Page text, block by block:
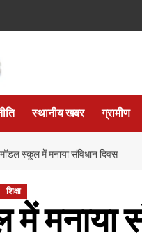
स्थानीय खबर ग्रामीण
मॉडल स्कूल में मनाया संविधान दिवस
शिक्षा
मनाया